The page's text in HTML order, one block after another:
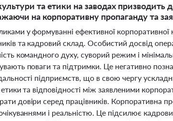
та етики на заводах призводить
на корпоративну пропаганду та
у формуванні ефективної
та кадровий склад. Особистий досвід
командного духу, суворий режим і
поваги та підтримки. Це негативно
підприємств, що в свою чергу
та відповідності між заявленими
довіри серед працівників. Корпоративна
і реальністю. Це підсилює